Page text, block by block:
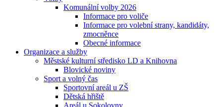
Komunální volby 2026
Informace pro voliče
Informace pro volební strany, kandidáty,
zmocněnce
Obecné informace
Organizace a služby
Městské kulturní středisko LD a Knihovna
Blovické noviny
Sport a volný čas
Sportovní areál u ZŠ
Dětská hřiště
Areál u Sokolovny